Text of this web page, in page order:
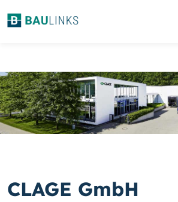
CLAGE GmbH